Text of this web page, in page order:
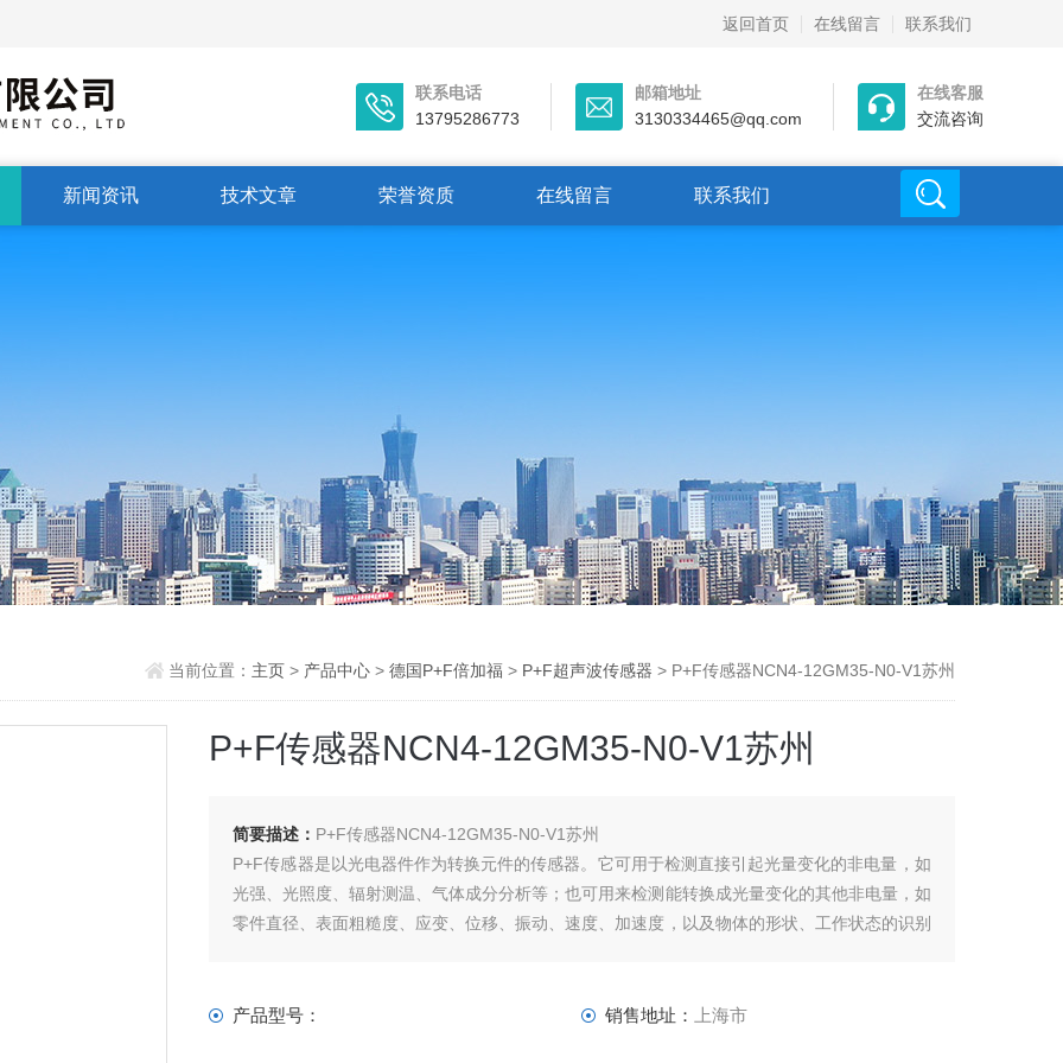
返回首页 在线留言 联系我们
联系电话
13795286773
邮箱地址
3130334465@qq.com
在线客服
交流咨询
新闻资讯 技术文章 荣誉资质 在线留言 联系我们
当前位置： 主页 > 产品中心> 德国P+F倍加福> P+F超声波传感器 > P+F传感器NCN4-12GM35-N0-V1苏州
P+F传感器NCN4-12GM35-N0-V1苏州
简要描述： P+F传感器NCN4-12GM35-N0-V1苏州
P+F传感器是以光电器件作为转换元件的传感器。它可用于检测直接引起光量变化的非电量，如
光强、光照度、辐射测温、气体成分分析等；也可用来检测能转换成光量变化的其他非电量，如
零件直径、表面粗糙度、应变、位移、振动、速度、加速度，以及物体的形状、工作状态的识别
产品型号： 销售地址： 上海市